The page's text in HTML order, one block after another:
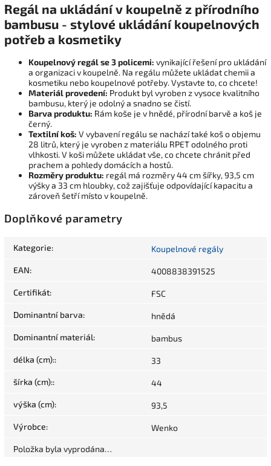
Regál na ukládání v koupelně z přírodního
bambusu - stylové ukládání koupelnových
potřeb a kosmetiky
Koupelnový regál se 3 policemi: vynikající řešení pro ukládání
a organizaci v koupelně. Na regálu můžete ukládat chemii a
kosmetiku nebo koupelnové potřeby. Vystavte to, co chcete!
Materiál provedení: Produkt byl vyroben z vysoce kvalitního
bambusu, který je odolný a snadno se čistí.
Barva produktu: Rám koše je v hnědé, přírodní barvě a koš je
černý.
Textilní koš: V vybavení regálu se nachází také koš o objemu
28 litrů, který je vyroben z materiálu RPET odolného proti
vlhkosti. V koši můžete ukládat vše, co chcete chránit před
prachem a pohledy domácích a hostů.
Rozměry produktu: regál má rozměry 44 cm šířky, 93,5 cm
výšky a 33 cm hloubky, což zajišťuje odpovídající kapacitu a
zároveň šetří místo v koupelně.
Doplňkové parametry
Kategorie: Koupelnové regály
EAN: 4008838391525
Certifikát: FSC
Dominantní barva: hnědá
Dominantní materiál: bambus
délka (cm):: 33
šírka (cm):: 44
výška (cm): 93,5
Výrobce: Wenko
Položka byla vyprodána…